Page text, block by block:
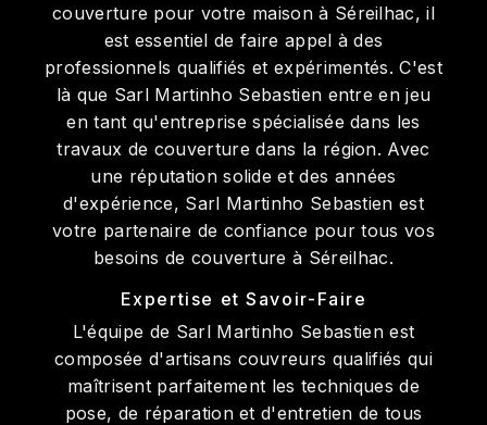
couverture pour votre maison à Séreilhac, il
est essentiel de faire appel à des
professionnels qualifiés et expérimentés. C'est
là que Sarl Martinho Sebastien entre en jeu
en tant qu'entreprise spécialisée dans les
travaux de couverture dans la région. Avec
une réputation solide et des années
d'expérience, Sarl Martinho Sebastien est
votre partenaire de confiance pour tous vos
besoins de couverture à Séreilhac.
Expertise et Savoir-Faire
L'équipe de Sarl Martinho Sebastien est
composée d'artisans couvreurs qualifiés qui
maîtrisent parfaitement les techniques de
pose, de réparation et d'entretien de tous